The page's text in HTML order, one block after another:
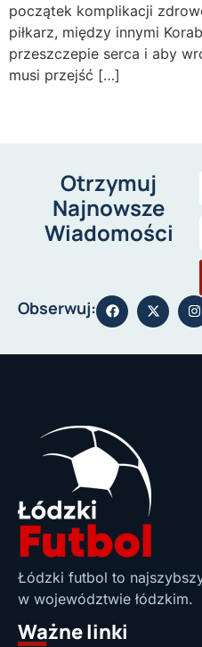
początek komplikacji
piłkarz, między innymi
przeszczepie serca i aby
musi przejść […]
Otrzymuj
Najnowsze
Wiadomości
Obserwuj:
Łódzki futbol to
w województwie łódzkim.
Ważne linki